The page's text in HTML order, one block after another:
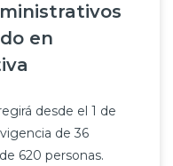
en
desde el 1 de
de 36
620 personas.